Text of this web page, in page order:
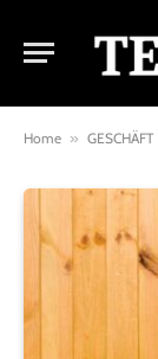
Home » GESCHÄFT